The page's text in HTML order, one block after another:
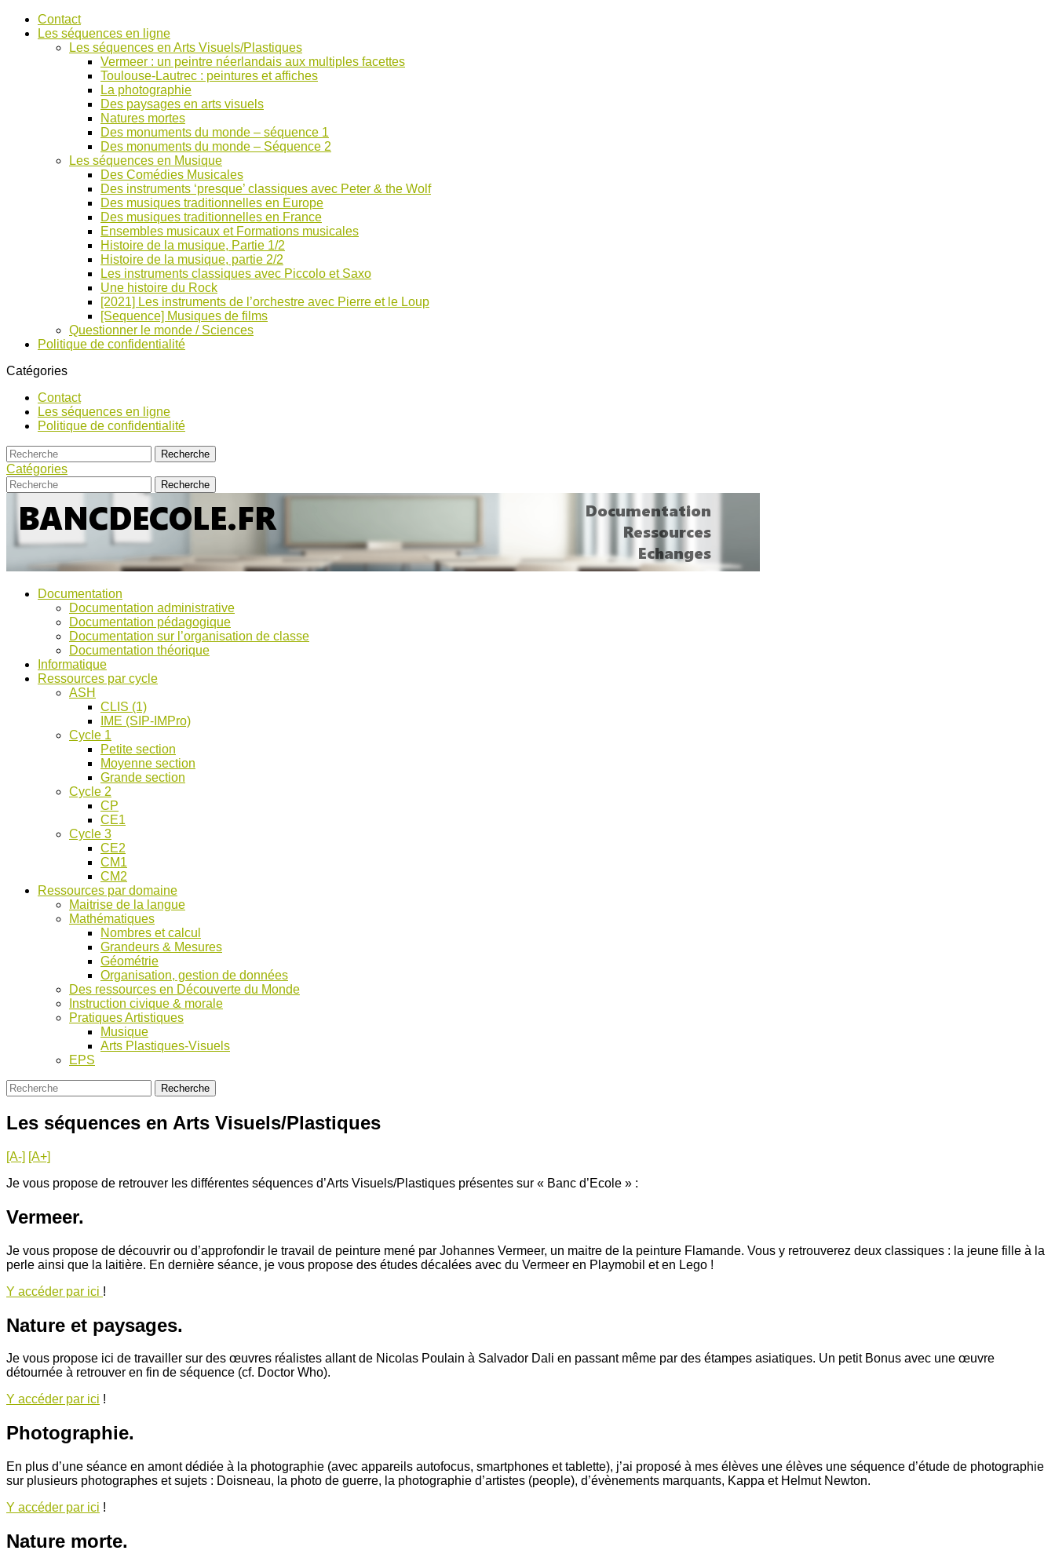
AccéderContact
Les séquences en ligne
Les séquences en Arts Visuels/Plastiques
Vermeer : un peintre néerlandais aux multiples facettes
Toulouse-Lautrec : peintures et affiches
La photographie
Des paysages en arts visuels
Natures mortes
Des monuments du monde – séquence 1
Des monuments du monde – Séquence 2
Les séquences en Musique
Des Comédies Musicales
Des instruments ‘presque’ classiques avec Peter & the Wolf
Des musiques traditionnelles en Europe
Des musiques traditionnelles en France
Ensembles musicaux et Formations musicales
Histoire de la musique, Partie 1/2
Histoire de la musique, partie 2/2
Les instruments classiques avec Piccolo et Saxo
Une histoire du Rock
[2021] Les instruments de l’orchestre avec Pierre et le Loup
[Sequence] Musiques de films
Questionner le monde / Sciences
Politique de confidentialité
Catégories
Contact
Les séquences en ligne
Politique de confidentialité
Catégories
Bancs
d’Ecole
pour
discussions
Documentation
Documentation administrative
Documentation pédagogique
Documentation sur l’organisation de classe
Documentation théorique
Informatique
Ressources par cycle
ASH
CLIS (1)
IME (SIP-IMPro)
Cycle 1
Petite section
Moyenne section
Grande section
Cycle 2
CP
CE1
Cycle 3
CE2
CM1
CM2
Ressources par domaine
Maitrise de la langue
Mathématiques
Nombres et calcul
Grandeurs & Mesures
Géométrie
Organisation, gestion de données
Des ressources en Découverte du Monde
Instruction civique & morale
Pratiques Artistiques
Musique
Arts Plastiques-Visuels
EPS
Les séquences en Arts Visuels/Plastiques
[A-] [A+]
Je vous propose de retrouver les différentes séquences d’Arts Visuels/Plastiques présentes sur « Banc d’Ecole » :
Vermeer.
Je vous propose de découvrir ou d’approfondir le travail de peinture mené par Johannes Vermeer, un maitre de la peinture Flamande. Vous y retrouverez deux classiques : la jeune fille à la
perle ainsi que la laitière. En dernière séance, je vous propose des études décalées avec du Vermeer en Playmobil et en Lego !
Y accéder par ici !
Nature et paysages.
Je vous propose ici de travailler sur des œuvres réalistes allant de Nicolas Poulain à Salvador Dali en passant même par des étampes asiatiques. Un petit Bonus avec une œuvre
détournée à retrouver en fin de séquence (cf. Doctor Who).
Y accéder par ici !
Photographie.
En plus d’une séance en amont dédiée à la photographie (avec appareils autofocus, smartphones et tablette), j’ai proposé à mes élèves une élèves une séquence d’étude de photographie
sur plusieurs photographes et sujets : Doisneau, la photo de guerre, la photographie d’artistes (people), d’évènements marquants, Kappa et Helmut Newton.
Y accéder par ici !
Nature morte.